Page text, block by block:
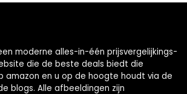
moderne alles-in-één prijsvergelijkings-
die de beste deals biedt die
amazon en u op de hoogte houdt via de
blogs. Alle afbeeldingen zijn